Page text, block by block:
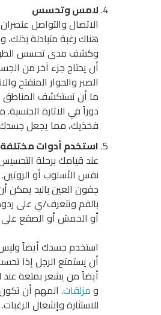
لامس وتحسس
الاتصال والتواصل
هناك رغبة متبادلة
وكشف مدى تحسس الطرف
أن يحتاج جزء آخر من
الصبر والحوار المنفتح
ما أن تستكشف المناطق
دوراً في الاثارة
فخذيك، مما يجعل جسدك
استخدم أدوات مختلفة
عند قيامك برحلة
نفس الأسلوب أو
جفون العين باليد يمكن
بالفم وتتعرف/ي على
أو الخمش أو الصفع
استخدم جسدك أيضاً
أن يستمتع الرجل إذا
أيضاً من يشعر بمتعة
ومزلقات. المهم أن
للاستثارة وإشعال الرغبات.